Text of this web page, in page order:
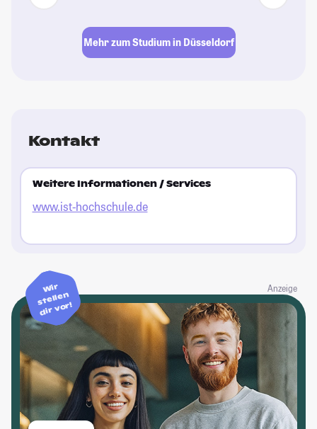
Mehr zum Studium in Düsseldorf
Kontakt
Weitere Informationen / Services
www.ist-hochschule.de
Anzeige
Wir
stellen
dir vor!